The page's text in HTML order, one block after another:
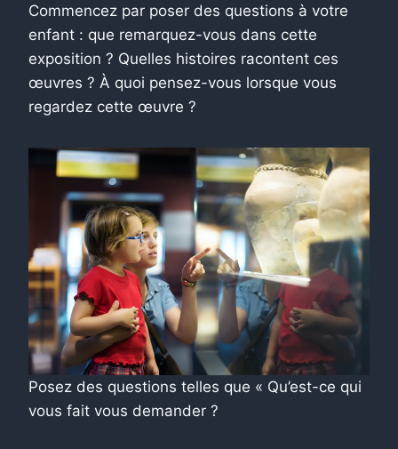
Commencez par poser des questions à votre
enfant : que remarquez-vous dans cette
exposition ? Quelles histoires racontent ces
œuvres ? À quoi pensez-vous lorsque vous
regardez cette œuvre ?
Posez des questions telles que « Qu’est-ce qui
vous fait vous demander ?